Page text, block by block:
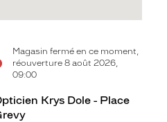
Magasin fermé en ce moment,
réouverture 8 août 2026,
09:00
Krys Dole - Place